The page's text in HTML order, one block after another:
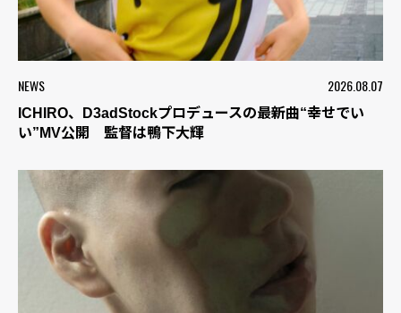
NEWS 2026.08.07
ICHIRO、D3adStockプロデュースの最新曲“幸せでい
い”MV公開 監督は鴨下大輝